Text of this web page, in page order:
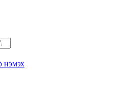
нэмэх